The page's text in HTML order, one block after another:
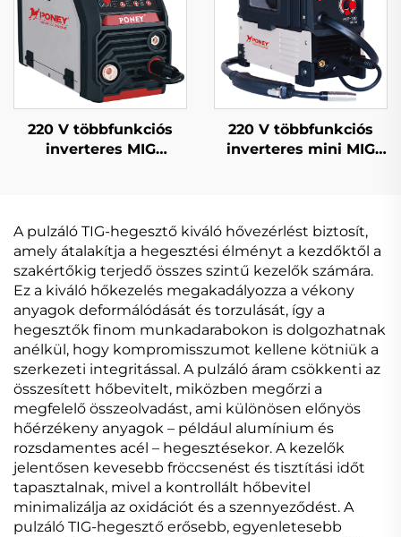
hegesztőgép
220 V többfunkciós
inverteres MIG
hegesztőgép
220 V többfunkciós
inverteres mini MIG
A pulzáló TIG-hegesztő kiváló hővezérlést biztosít,
amely átalakítja a hegesztési élményt a kezdőktől a
szakértőkig terjedő összes szintű kezelők számára.
Ez a kiváló hőkezelés megakadályozza a vékony
anyagok deformálódását és torzulását, így a
hegesztők finom munkadarabokon is dolgozhatnak
anélkül, hogy kompromisszumot kellene kötniük a
szerkezeti integritással. A pulzáló áram csökkenti az
összesített hőbevitelt, miközben megőrzi a
megfelelő összeolvadást, ami különösen előnyös
hőérzékeny anyagok – például alumínium és
rozsdamentes acél – hegesztésekor. A kezelők
jelentősen kevesebb fröccsenést és tisztítási időt
tapasztalnak, mivel a kontrollált hőbevitel
minimalizálja az oxidációt és a szennyeződést. A
pulzáló TIG-hegesztő erősebb, egyenletesebb